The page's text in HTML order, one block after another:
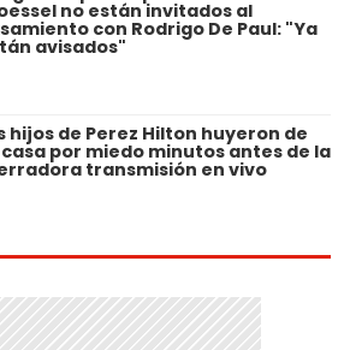
no están invitados al
con Rodrigo De Paul: "Ya
avisados"
hijos de Perez Hilton huyeron de
por miedo minutos antes de la
transmisión en vivo